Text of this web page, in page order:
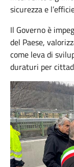
sicurezza e
Il Governo è
del Paese,
come leva di
duraturi per